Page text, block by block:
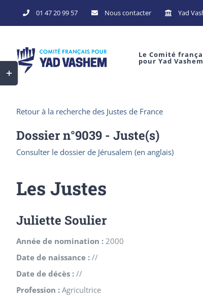
to
01 47 20 99 57 Nous contacter Yad
Le Comité
pour Yad Vashem
Retour à la recherche des Justes de France
Dossier n°9039 - Juste(s)
Consulter le dossier de Jérusalem (en anglais)
Les Justes
Juliette Soulier
Année de nomination : 2000
Date de naissance : //
Date de décès : //
Profession : Agricultrice
Toggle
Sliding